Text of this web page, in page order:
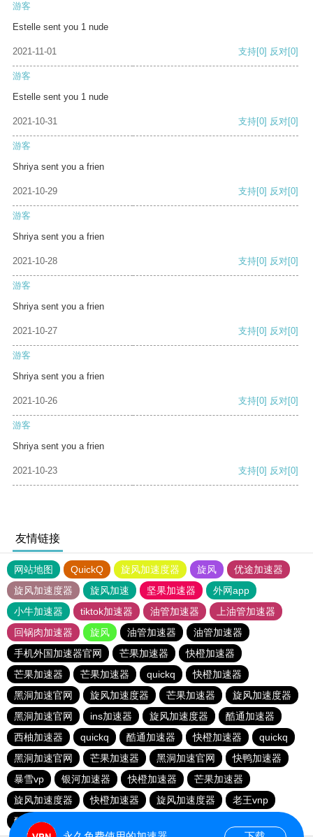
游客
Estelle sent you 1 nude
2021-11-01 支持[0] 反对[0]
游客
Estelle sent you 1 nude
2021-10-31 支持[0] 反对[0]
游客
Shriya sent you a frien
2021-10-29 支持[0] 反对[0]
游客
Shriya sent you a frien
2021-10-28 支持[0] 反对[0]
游客
Shriya sent you a frien
2021-10-27 支持[0] 反对[0]
游客
Shriya sent you a frien
2021-10-26 支持[0] 反对[0]
游客
Shriya sent you a frien
2021-10-23 支持[0] 反对[0]
友情链接
网站地图 QuickQ 旋风加速度器 旋风
优途加速器
旋风加速度器
旋风加速 坚果加速器
外网app
小牛加速器
tiktok加速器 油管加速器
上油管加速器
回锅肉加速器
旋风 油管加速器
油管加速器
手机外国加速器官网
芒果加速器
快橙加速器
芒果加速器
芒果加速器 quickq
快橙加速器
黑洞加速官网
旋风加速度器 芒果加速器
旋风加速度器
黑洞加速官网
ins加速器 旋风加速度器
酷通加速器
西柚加速器
quickq 酷通加速器 快橙加速器
quickq
黑洞加速官网
芒果加速器 黑洞加速官网
快鸭加速器
暴雪vp
银河加速器 快橙加速器
芒果加速器
旋风加速度器
快橙加速器 旋风加速度器
老王vnp
酷通加速器